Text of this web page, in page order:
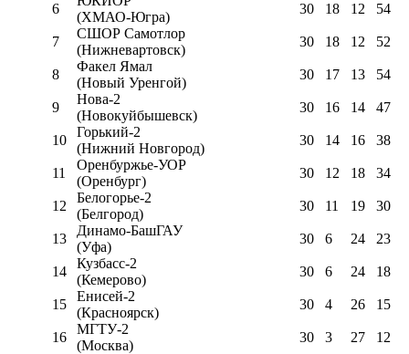
6
(ХМАО-Югра)
30 18 12 54
7
СШОР Самотлор
(Нижневартовск)
30 18 12 52
8
Факел Ямал
(Новый Уренгой)
30 17 13 54
9
Нова-2
(Новокуйбышевск)
30 16 14 47
10
Горький-2
(Нижний Новгород)
30 14 16 38
11
Оренбуржье-УОР
(Оренбург)
30 12 18 34
12
Белогорье-2
(Белгород)
30 11 19 30
13
Динамо-БашГАУ
(Уфа)
30 6 24 23
14
Кузбасс-2
(Кемерово)
30 6 24 18
15
Енисей-2
(Красноярск)
30 4 26 15
16
МГТУ-2
(Москва)
30 3 27 12